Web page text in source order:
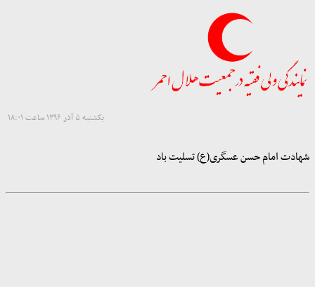
یکشنبه ۵ آذر ۱۳۹۶ ساعت ۱۸:۰۱
شهادت امام حسن عسگری(ع) تسلیت باد